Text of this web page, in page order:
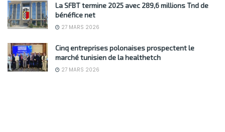
La SFBT termine 2025 avec 289,6 millions Tnd de
bénéfice net
27 MARS 2026
Cinq entreprises polonaises prospectent le
marché tunisien de la healthetch
27 MARS 2026